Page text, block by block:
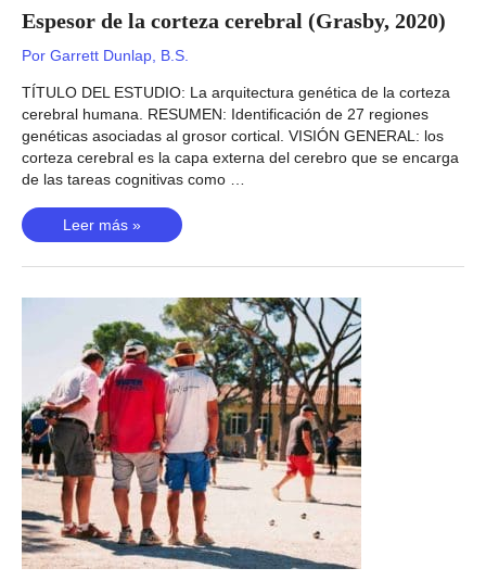
Espesor de la corteza cerebral (Grasby, 2020)
Por Garrett Dunlap, B.S.
TÍTULO DEL ESTUDIO: La arquitectura genética de la corteza
cerebral humana. RESUMEN: Identificación de 27 regiones
genéticas asociadas al grosor cortical. VISIÓN GENERAL: los
corteza cerebral es la capa externa del cerebro que se encarga
de las tareas cognitivas como …
Espesor
de
la
(Grasby,
2020)
Leer más »